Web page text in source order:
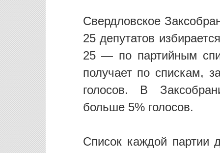
Свердловское
25 депутатов
25 — по партийным
получает по спискам,
голосов. В
больше 5% голосов.
Список каждой партии